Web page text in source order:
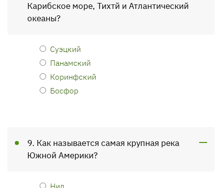
Карибское море, Тихтй и Атлантический
океаны?
Суэцкий
Панамский
Коринфский
Босфор
9. Как называется самая крупная река
Южной Америки?
Нил